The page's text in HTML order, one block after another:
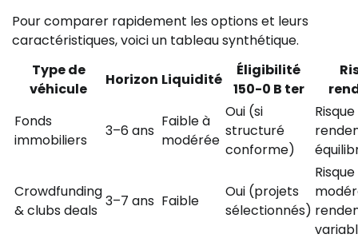
Pour comparer rapidement les options et leurs
caractéristiques, voici un tableau synthétique.
Type de
véhicule
Horizon Liquidité
Éligibilité
150-0 B ter
Fonds
immobiliers
3–6 ans
Faible à
modérée
Oui (si
structuré
conforme)
Crowdfunding
& clubs deals
3–7 ans Faible
Oui (projets
sélectionnés)